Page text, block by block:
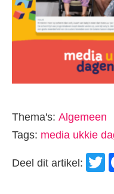
Thema's: Algemeen
Tags: media ukkie
Deel dit artikel: